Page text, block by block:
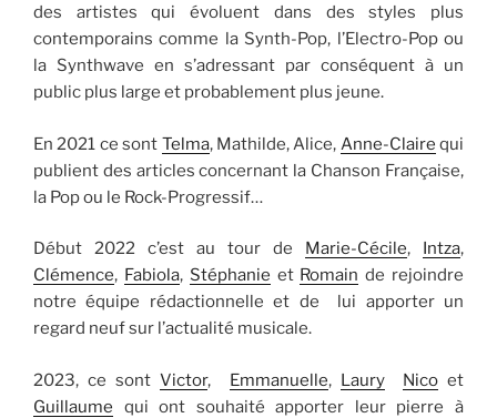
des artistes qui évoluent dans des styles plus
contemporains comme la Synth-Pop, l’Electro-Pop ou
la Synthwave en s’adressant par conséquent à un
public plus large et probablement plus jeune.
En 2021 ce sont Telma, Mathilde, Alice, Anne-Claire qui
publient des articles concernant la Chanson Française,
la Pop ou le Rock-Progressif…
Début 2022 c’est au tour de Marie-Cécile, Intza,
Clémence, Fabiola, Stéphanie et Romain de rejoindre
notre équipe rédactionnelle et de lui apporter un
regard neuf sur l’actualité musicale.
2023, ce sontVictor, Emmanuelle, Laury Nicoet
Guillaume qui ont souhaité apporter leur pierre à